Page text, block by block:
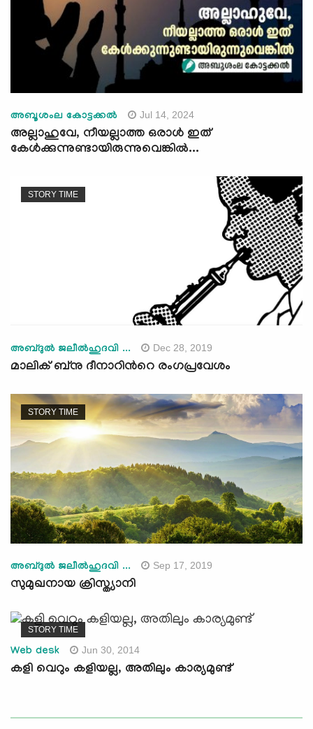
അബൂശംല കോട്ടക്കല്‍ Jul 14, 2024
അല്ലാഹുവേ, നീയല്ലാത്ത ഒരാള്‍ ഇത്
കേള്‍ക്കുന്നുണ്ടായിരുന്നുവെങ്കില്‍...
STORY TIME
അബ്ദുല്‍ ജലീല്‍ഹുദവി ... Dec 28, 2019
മാലിക് ബ്നു ദീനാറിന്‍റെ രംഗപ്രവേശം
STORY TIME
അബ്ദുല്‍ ജലീല്‍ഹുദവി ... Sep 17, 2019
സുമുഖനായ ക്രിസ്ത്യാനി
STORY TIME
Web desk Jun 30, 2014
കളി വെറും കളിയല്ല, അതിലും കാര്യമുണ്ട്